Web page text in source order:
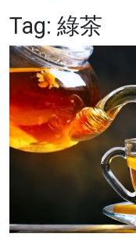
健康
商業
科技
影片
名家榜
Tag: 綠茶